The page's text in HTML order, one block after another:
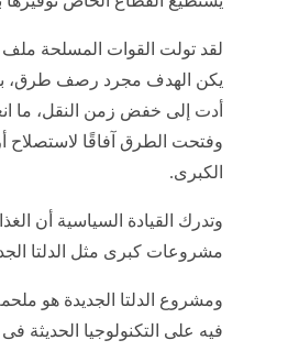
لقد تولت القوات المسلحة ملف
يكن الهدف مجرد رصف طرق، بل
أدت إلى خفض زمن النقل، ما
وفتحت الطرق آفاقًا
الكبرى.
وتدرك القيادة السياسية أن
مشروعات كبرى مثل الدلتا
ومشروع الدلتا الجديدة هو
فيه على التكنولوجيا الحديثة